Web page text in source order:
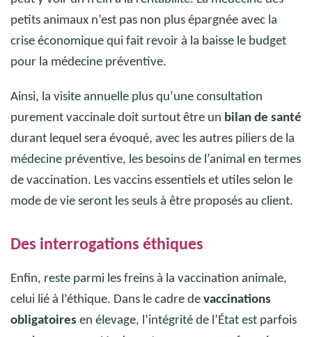
petits animaux n’est pas non plus épargnée avec la
crise économique qui fait revoir à la baisse le budget
pour la médecine préventive.
Ainsi, la visite annuelle plus qu’une consultation
purement vaccinale doit surtout être un bilan de santé
durant lequel sera évoqué, avec les autres piliers de la
médecine préventive, les besoins de l’animal en termes
de vaccination. Les vaccins essentiels et utiles selon le
mode de vie seront les seuls à être proposés au client.
Des interrogations éthiques
Enfin, reste parmi les freins à la vaccination animale,
celui lié à l’éthique. Dans le cadre de vaccinations
obligatoires en élevage, l’intégrité de l’État est parfois